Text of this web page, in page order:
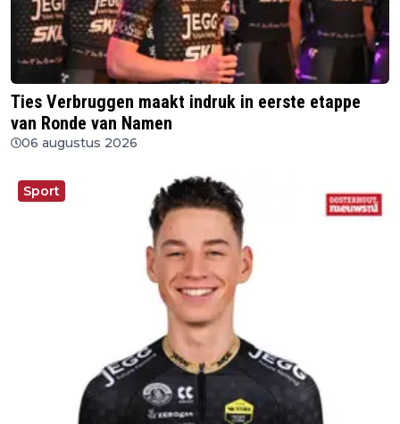
Ties Verbruggen maakt indruk in eerste etappe
van Ronde van Namen
06 augustus 2026
Sport